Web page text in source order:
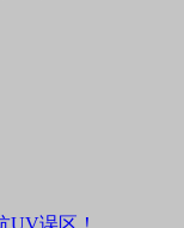
UV误区！